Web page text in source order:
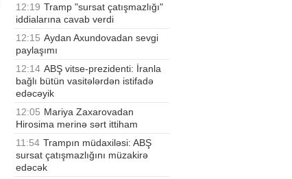
12:19 Tramp "sursat çatışmazlığı"
iddialarına cavab verdi
12:15 Aydan Axundovadan sevgi
paylaşımı
12:14 ABŞ vitse-prezidenti: İranla
bağlı bütün vasitələrdən istifadə
edəcəyik
12:05 Mariya Zaxarovadan
Hirosima merinə sərt ittiham
11:54 Trampın müdaxiləsi: ABŞ
sursat çatışmazlığını müzakirə
edəcək